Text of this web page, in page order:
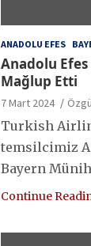
ANADOLU EFES
Anadolu Efes
Mağlup Etti
7 Mart 2024
Turkish
temsilcimiz
Bayern
Continue